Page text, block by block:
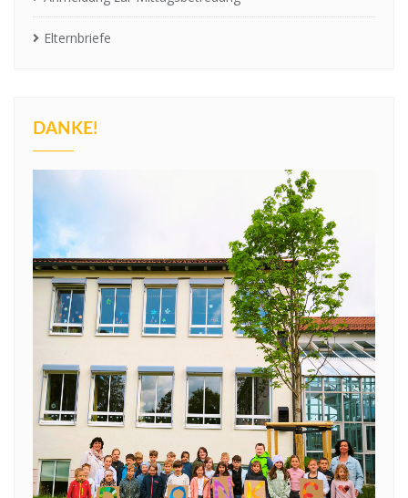
Elternbriefe
DANKE!